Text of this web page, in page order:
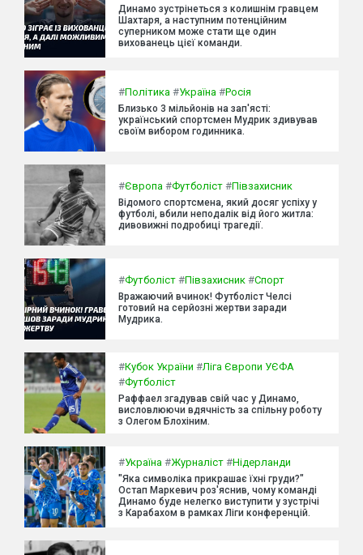
Динамо зустрінеться з колишнім гравцем
Шахтаря, а наступним потенційним
суперником може стати ще один
вихованець цієї команди.
#Політика #Україна #Росія
Близько 3 мільйонів на зап'ясті:
український спортсмен Мудрик здивував
своїм вибором годинника.
#Європа #Футболіст #Півзахисник
Відомого спортсмена, який досяг успіху у
футболі, вбили неподалік від його житла:
дивовижні подробиці трагедії.
#Футболіст #Півзахисник #Спорт
Вражаючий вчинок! Футболіст Челсі
готовий на серйозні жертви заради
Мудрика.
#Кубок України #Ліга Європи УЄФА
#Футболіст
Раффаел згадував свій час у Динамо,
висловлюючи вдячність за спільну роботу
з Олегом Блохіним.
#Україна #Журналіст #Нідерланди
"Яка символіка прикрашає їхні груди?"
Остап Маркевич роз'яснив, чому команді
Динамо буде нелегко виступити у зустрічі
з Карабахом в рамках Ліги конференцій.